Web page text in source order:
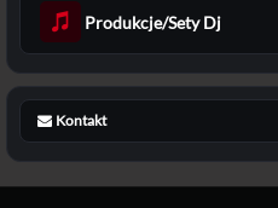
Produkcje/Sety Dj
Kontakt